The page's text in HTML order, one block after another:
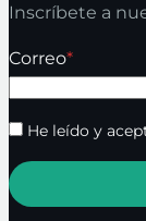
Inscríbete a
Correo*
He leído y